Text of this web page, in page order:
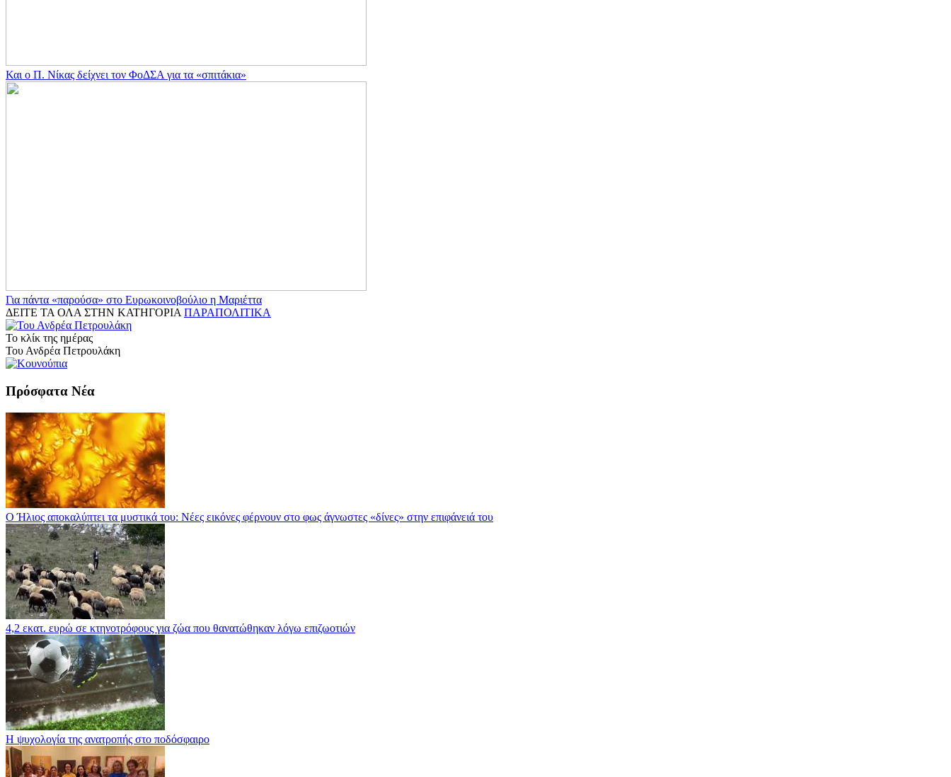
Και ο Π. Νίκας δείχνει τον ΦοΔΣΑ για τα «σπιτάκια»
Για πάντα «παρούσα» στο Ευρωκοινοβούλιο η Μαριέττα
ΔΕΙΤΕ ΤΑ ΟΛΑ ΣΤΗΝ ΚΑΤΗΓΟΡΙΑ ΠΑΡΑΠΟΛΙΤΙΚΑ
Το κλίκ της ημέρας
Του Ανδρέα Πετρουλάκη
Πρόσφατα Νέα
Ο Ήλιος αποκαλύπτει τα μυστικά του: Νέες εικόνες φέρνουν στο φως άγνωστες «δίνες» στην επιφάνειά του
4,2 εκατ. ευρώ σε κτηνοτρόφους για ζώα που θανατώθηκαν λόγω επιζωοτιών
Η ψυχολογία της ανατροπής στο ποδόσφαιρο